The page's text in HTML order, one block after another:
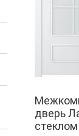
дверь
стеклом